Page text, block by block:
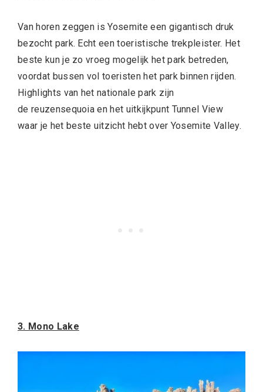
Van horen zeggen is Yosemite een gigantisch druk
bezocht park. Echt een toeristische trekpleister. Het
beste kun je zo vroeg mogelijk het park betreden,
voordat bussen vol toeristen het park binnen rijden.
Highlights van het nationale park zijn
de reuzensequoia en het uitkijkpunt Tunnel View
waar je het beste uitzicht hebt over Yosemite Valley.
3. Mono Lake